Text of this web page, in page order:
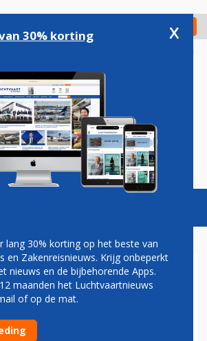
Check in
Podcasts Vacatures
KOMENDE
VAN ROME
AIRES
30% korting x
lang 30% korting op het beste van
en Zakenreisnieuws. Krijg onbeperkt
nieuws en de bijbehorende Apps.
maanden het Luchtvaartnieuws
of op de mat.